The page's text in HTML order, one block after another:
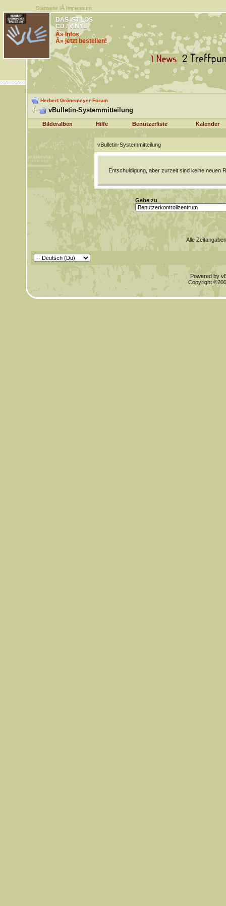
Startseite |Â Impressum
DAS IST LOS
CD / VINYL
Â» Infos
Â» jetzt bestellen!
Herbert Grönemeyer Forum
vBulletin-Systemmitteilung
Bilderalben Hilfe Benutzerliste Kalender
vBulletin-Systemmitteilung
Entschuldigung, aber zurzeit sind keine neuen
Gehe zu
Alle
Powered by
Copyright